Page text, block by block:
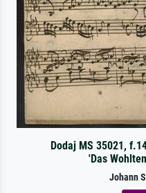
Dodaj MS 35021,
'Das
Johann